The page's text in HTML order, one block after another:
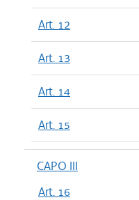
Art. 12
Art. 13
Art. 14
Art. 15
CAPO III
Art. 16